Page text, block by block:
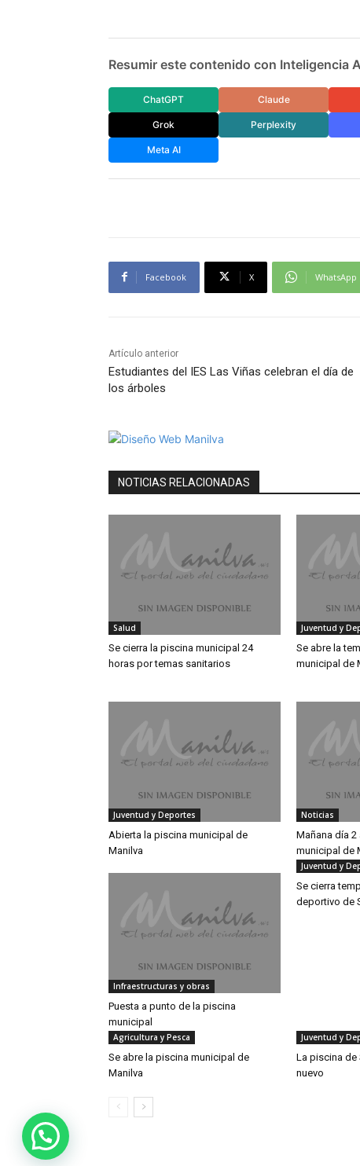
Resumir este contenido con Inteligencia
ChatGPT Claude
Grok Perplexity
Meta AI
Facebook X WhatsApp
Artículo anterior
Estudiantes del IES Las Viñas celebran el día de
los árboles
NOTICIAS RELACIONADAS
Salud
Se cierra la piscina municipal 24
horas por temas sanitarios
Juventud y
Se abre la
municipal de
Juventud y Deportes
Abierta la piscina municipal de
Manilva
Noticias
Mañana día
municipal de
Infraestructuras y obras
Puesta a punto de la piscina
municipal
Juventud y
Se cierra
deportivo de
Agricultura y Pesca
Se abre la piscina municipal de
Manilva
Juventud y
La piscina de
nuevo